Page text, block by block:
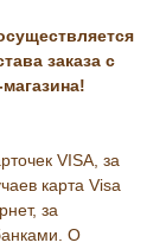
заказа с
VISA, за
карта Visa
за
О